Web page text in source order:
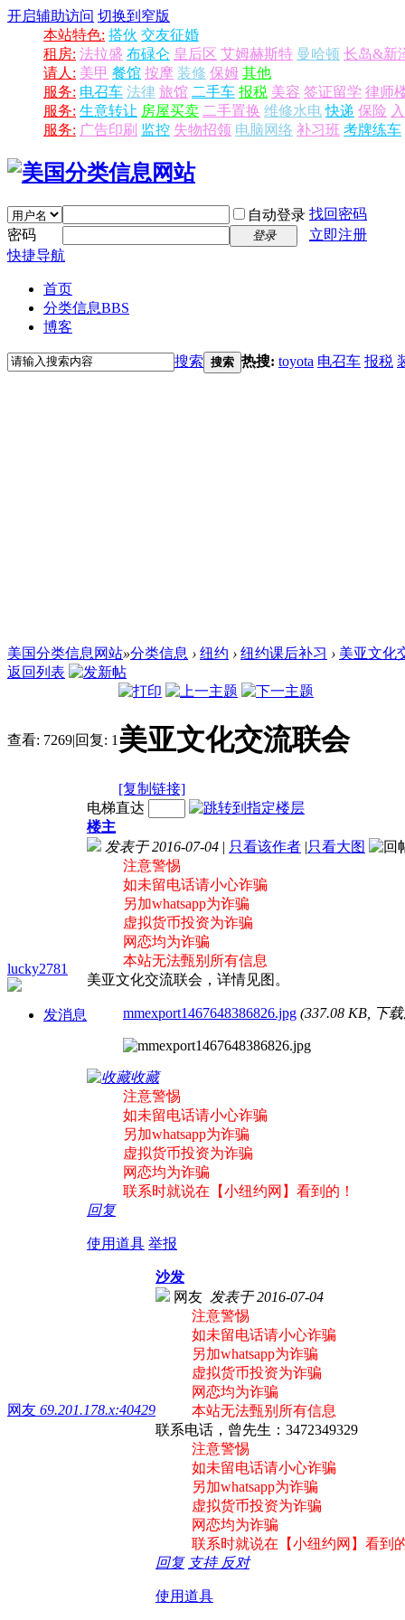
开启辅助访问 切换到窄版
本站特色: 搭伙 交友征婚
租房: 法拉盛 布碌仑 皇后区 艾姆赫斯特 曼哈顿 长岛&新
请人: 美甲 餐馆 按摩 装修 保姆 其他
服务: 电召车 法律 旅馆 二手车 报税 美容 签证留学 律师
服务: 生意转让 房屋买卖 二手置换 维修水电 快递 保险
服务: 广告印刷 监控 失物招领 电脑网络 补习班 考牌练车
自动登录 找回密码
密码
登录
立即注册
快捷导航
首页
分类信息BBS
博客
搜索 搜索 热搜: toyota 电召车 报税
美国分类信息网站»分类信息 › 纽约 › 纽约课后补习 › 美亚文化
返回列表
查看: 7269|回复: 1 美亚文化交流联会
[复制链接]
lucky2781
发消息
电梯直达
楼主
发表于 2016-07-04 | 只看该作者 |只看大图
注意警惕
如未留电话请小心诈骗
另加whatsapp为诈骗
虚拟货币投资为诈骗
网恋均为诈骗
本站无法甄别所有信息
美亚文化交流联会，详情见图。
mmexport1467648386826.jpg (337.08 KB, 下
收藏
注意警惕
如未留电话请小心诈骗
另加whatsapp为诈骗
虚拟货币投资为诈骗
网恋均为诈骗
联系时就说在【小纽约网】看到的！
回复
使用道具 举报
网友 69.201.178.x:40429
沙发
网友 发表于 2016-07-04
注意警惕
如未留电话请小心诈骗
另加whatsapp为诈骗
虚拟货币投资为诈骗
网恋均为诈骗
本站无法甄别所有信息
联系电话，曾先生：3472349329
注意警惕
如未留电话请小心诈骗
另加whatsapp为诈骗
虚拟货币投资为诈骗
网恋均为诈骗
联系时就说在【小纽约网】看到
回复 支持 反对
使用道具